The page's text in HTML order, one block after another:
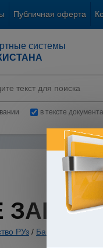
Публичная оферта
системы
в тексте документа
РУз / Банки.